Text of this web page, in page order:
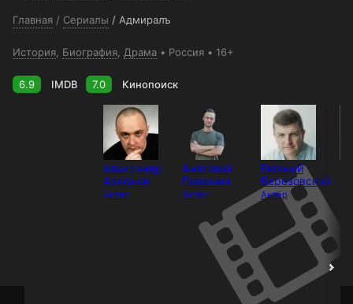
Главная / Сериалы / Адмиралъ
История Биография Драма Россия 16+
6.9 IMDB 7.0 Кинопоиск
Александр
Арефьев
Актёр
Анатолий
Пашинин
Актёр
Евгений
Березовский
Актёр